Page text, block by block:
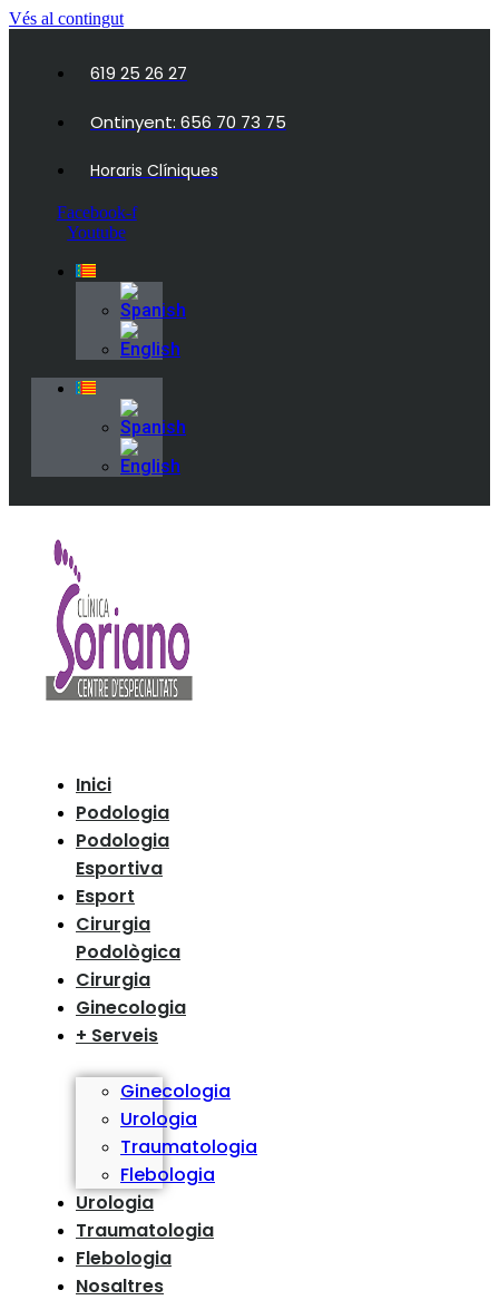
Vés al contingut
619 25 26 27
Ontinyent: 656 70 73 75
Horaris Clíniques
Facebook-f
Youtube
Inici
Podologia
Podologia
Esportiva
Esport
Cirurgia
Podològica
Cirurgia
Ginecologia
+ Serveis
Ginecologia
Urologia
Traumatologia
Flebologia
Urologia
Traumatologia
Flebologia
Nosaltres